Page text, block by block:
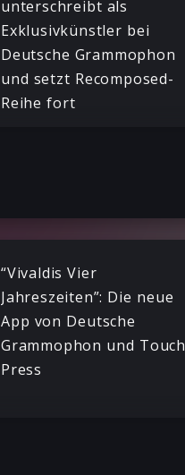
unterschreibt als
Exklusivkünstler bei
Deutsche Grammophon
und setzt Recomposed-
Reihe fort
“Vivaldis Vier
Jahreszeiten”: Die neue
App von Deutsche
Grammophon und Touch
Press